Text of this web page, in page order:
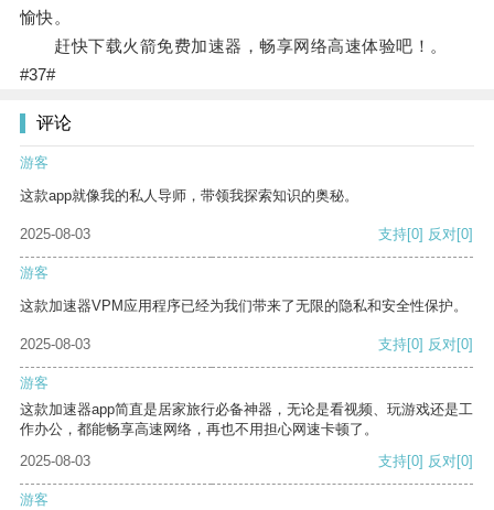
愉快。
赶快下载火箭免费加速器，畅享网络高速体验吧！。
#37#
评论
游客
这款app就像我的私人导师，带领我探索知识的奥秘。
2025-08-03 支持[0] 反对[0]
游客
这款加速器VPM应用程序已经为我们带来了无限的隐私和安全性保护。
2025-08-03 支持[0] 反对[0]
游客
这款加速器app简直是居家旅行必备神器，无论是看视频、玩游戏还是工
作办公，都能畅享高速网络，再也不用担心网速卡顿了。
2025-08-03
支持[0] 反对[0]
游客